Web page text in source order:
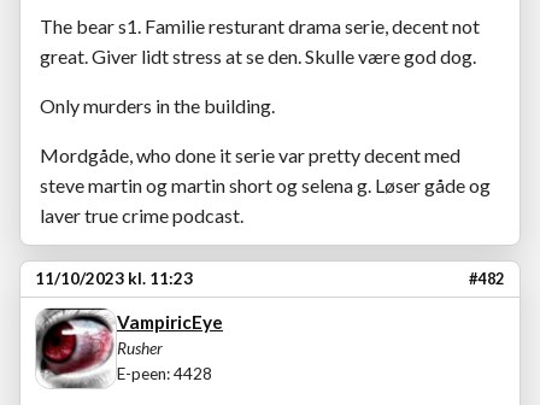
The bear s1. Familie resturant drama serie, decent not
great. Giver lidt stress at se den. Skulle være god dog.
Only murders in the building.
Mordgåde, who done it serie var pretty decent med
steve martin og martin short og selena g. Løser gåde og
laver true crime podcast.
11/10/2023 kl. 11:23 #482
VampiricEye
Rusher
E-peen: 4428